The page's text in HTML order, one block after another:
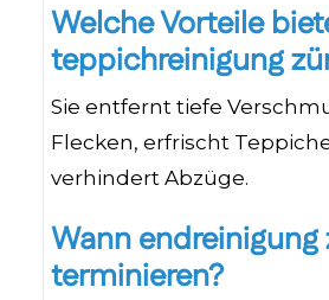
Welche Vorteile
teppichreinigung
Sie entfernt tiefe
Flecken, erfrischt
verhindert Abzüge.
Wann endreinigung
terminieren?